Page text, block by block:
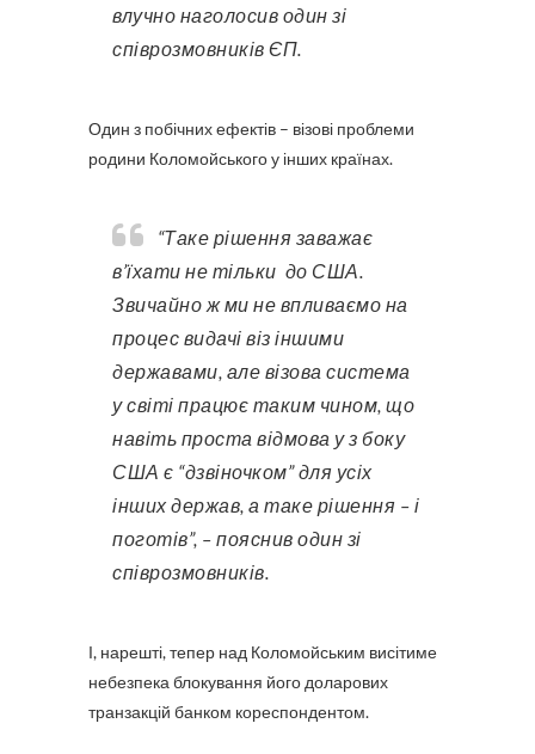
влучно наголосив один зі
співрозмовників ЄП.
Один з побічних ефектів – візові проблеми
родини Коломойського у інших країнах.
“Таке рішення заважає
в’їхати не тільки до США.
Звичайно ж ми не впливаємо на
процес видачі віз іншими
державами, але візова система
у світі працює таким чином, що
навіть проста відмова у з боку
США є “дзвіночком” для усіх
інших держав, а таке рішення – і
поготів”, – пояснив один зі
співрозмовників.
І, нарешті, тепер над Коломойським висітиме
небезпека блокування його доларових
транзакцій банком кореспондентом.